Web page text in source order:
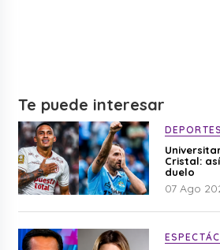
Te puede interesar
DEPORTES
Cristal:
duelo
07 Ago